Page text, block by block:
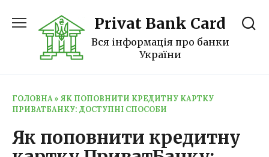
до
Privat Bank Card
Вся інформація про банки
України
ГОЛОВНА » ЯК ПОПОВНИТИ КРЕДИТНУ КАРТКУ
ПРИВАТБАНКУ: ДОСТУПНІ СПОСОБИ
Як поповнити кредитну